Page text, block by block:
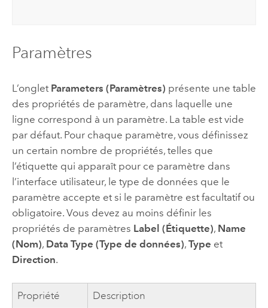
Paramètres
L’onglet Parameters (Paramètres) présente une table
des propriétés de paramètre, dans laquelle une
ligne correspond à un paramètre. La table est vide
par défaut. Pour chaque paramètre, vous définissez
un certain nombre de propriétés, telles que
l’étiquette qui apparaît pour ce paramètre dans
l’interface utilisateur, le type de données que le
paramètre accepte et si le paramètre est facultatif ou
obligatoire. Vous devez au moins définir les
propriétés de paramètres Label (Étiquette), Name
(Nom), Data Type (Type de données), Type et
Direction.
Propriété Description